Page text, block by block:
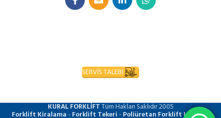
SERVİS TALEBİ
KURAL FORKLİFTTüm Hakları Saklıdır2005
Forklift Kiralama- Forklift Tekeri- Poliüretan Forklift Lastiği-